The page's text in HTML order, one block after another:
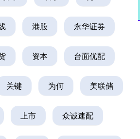
港股 永华证券
资本 台面优配
关键 为何 美联储
上市 众诚速配
14311.01 200.89 1.42%